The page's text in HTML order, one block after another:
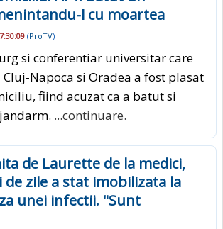
l cu moartea
(ProTV)
si conferentiar universitar care
Cluj-Napoca si Oradea a fost plasat
fiind acuzat ca a batut si
...continuare.
de Laurette de la medici,
de zile a stat imobilizata la
unei infectii. "Sunt